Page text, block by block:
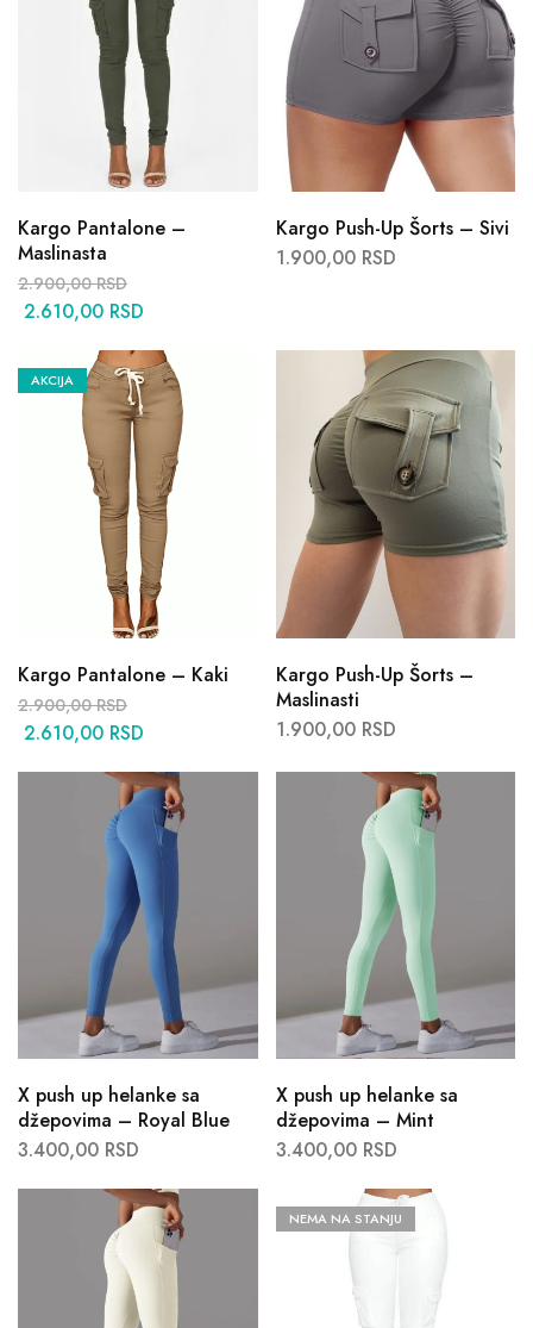
Kargo Pantalone –
Maslinasta
2.900,00RSD
2.610,00 RSD
Kargo Push-Up Šorts – Sivi
1.900,00 RSD
AKCIJA
Kargo Pantalone – Kaki
2.900,00RSD
2.610,00 RSD
Kargo Push-Up Šorts –
Maslinasti
1.900,00 RSD
X push up helanke sa
džepovima – Royal Blue
3.400,00 RSD
X push up helanke sa
džepovima – Mint
3.400,00 RSD
NEMA NA STANJU